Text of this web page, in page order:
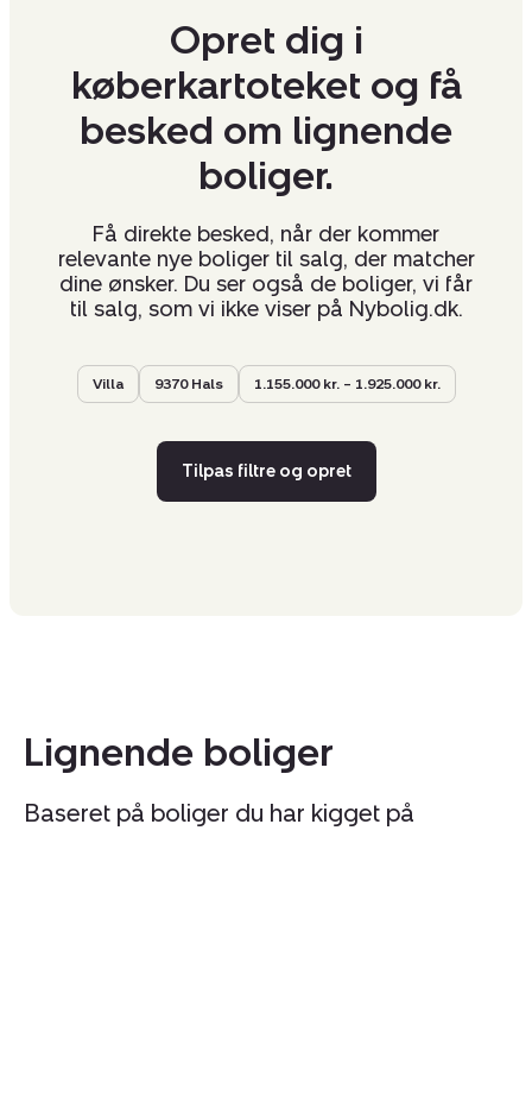
Opret dig i
køberkartoteket og få
besked om lignende
boliger.
Få direkte besked, når der kommer
relevante nye boliger til salg, der matcher
dine ønsker. Du ser også de boliger, vi får
til salg, som vi ikke viser på Nybolig.dk.
Villa 9370 Hals 1.155.000 kr. – 1.925.000 kr.
Tilpas filtre og opret
Lignende boliger
Baseret på boliger du har kigget på